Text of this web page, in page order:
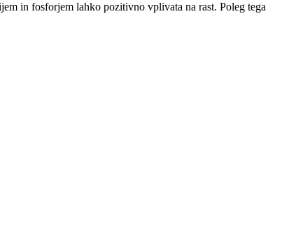
in fosforjem lahko pozitivno vplivata na rast. Poleg tega